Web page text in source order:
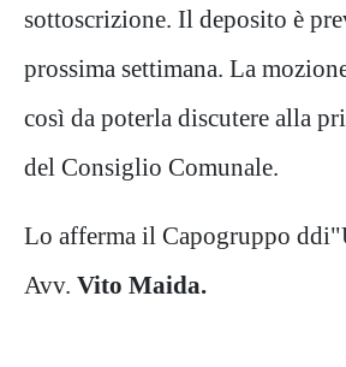
sottoscrizione. Il deposito è
prossima settimana. La
così da poterla discutere alla
del Consiglio Comunale.
Lo afferma il Capogruppo
Avv. Vito Maida.